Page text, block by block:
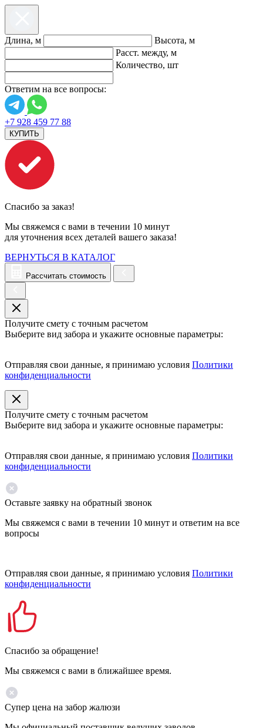
Длина, м
Высота, м
Расст. между, м
Количество, шт
Ответим на все вопросы:
+7 928 459 77 88
КУПИТЬ
Спасибо за заказ!
Мы свяжемся с вами в течении 10 минут
для уточнения всех деталей вашего заказа!
ВЕРНУТЬСЯ В КАТАЛОГ
Рассчитать стоимость
Получите смету с точным расчетом
Выберите вид забора и укажите основные параметры:
Отправляя свои данные, я принимаю условия Политики
конфиденциальности
Получите смету с точным расчетом
Выберите вид забора и укажите основные параметры:
Отправляя свои данные, я принимаю условия Политики
конфиденциальности
Оставьте заявку на обратный звонок
Мы свяжемся с вами в течении 10 минут и ответим на все
вопросы
Отправляя свои данные, я принимаю условия Политики
конфиденциальности
Спасибо за обращение!
Мы свяжемся с вами в ближайшее время.
Супер цена на забор жалюзи